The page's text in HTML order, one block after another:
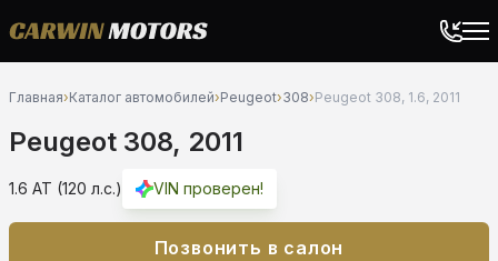
Главная›Каталог автомобилей›Peugeot›308›Peugeot 308, 1.6, 2011
Peugeot 308, 2011
1.6 AT (120 л.с.) VIN проверен!
Позвонить в салон